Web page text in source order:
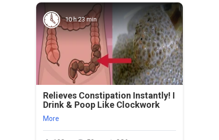
10 h 23 min
Relieves Constipation Instantly! I
Drink & Poop Like Clockwork
More